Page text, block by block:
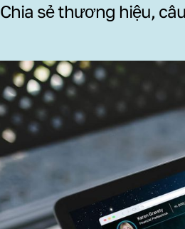
Chia sẻ thương hiệu,